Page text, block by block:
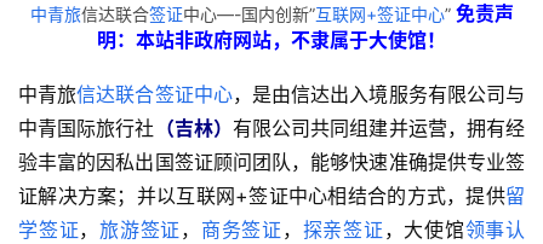
中青旅信达联合签证中心—-国内创新”互联网+签证中心” 免责声
明：本站非政府网站，不隶属于大使馆！
中青旅信达联合签证中心，是由信达出入境服务有限公司与
中青国际旅行社 （吉林） 有限公司共同组建并运营，拥有经
验丰富的因私出国签证顾问团队，能够快速准确提供专业签
证解决方案；并以互联网+签证中心相结合的方式，提供留
学签证， 旅游签证 ， 商务签证 ， 探亲签证 ，大使馆领事认